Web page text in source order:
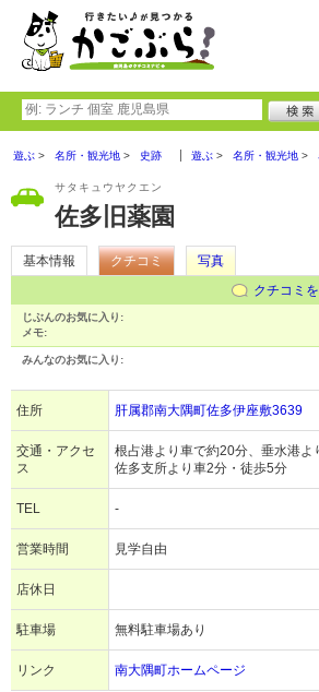
遊ぶ 名所・観光地 史跡 遊ぶ 名所・観光地
サタキュウヤクエン
佐多旧薬園
基本情報 クチコミ
写真
クチコミを
じぶんのお気に入り:
メモ:
みんなのお気に入り:
住所 肝属郡南大隅町佐多伊座敷3639
交通・アクセ
ス
根占港より車で約20分、垂水港
佐多支所より車2分・徒歩5分
TEL -
営業時間 見学自由
店休日
駐車場 無料駐車場あり
リンク 南大隅町ホームページ